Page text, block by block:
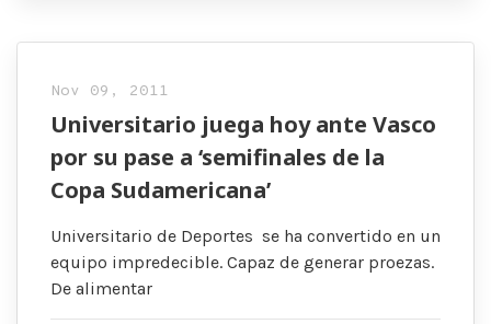
Nov 09, 2011
Universitario juega hoy ante Vasco
por su pase a ‘semifinales de la
Copa Sudamericana’
Universitario de Deportes se ha convertido en un
equipo impredecible. Capaz de generar proezas.
De alimentar